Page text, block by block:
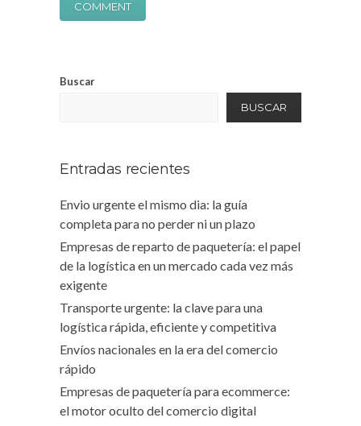
Buscar
BUSCAR
Entradas recientes
Envio urgente el mismo dia: la guía
completa para no perder ni un plazo
Empresas de reparto de paquetería: el papel
de la logística en un mercado cada vez más
exigente
Transporte urgente: la clave para una
logística rápida, eficiente y competitiva
Envíos nacionales en la era del comercio
rápido
Empresas de paquetería para ecommerce:
el motor oculto del comercio digital